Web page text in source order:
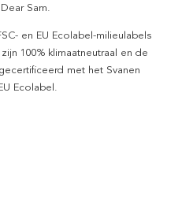
Sam.
en EU Ecolabel-milieulabels
100% klimaatneutraal en de
met het Svanen
Ecolabel.